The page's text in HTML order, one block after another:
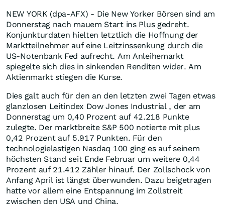
NEW YORK (dpa-AFX) - Die New Yorker Börsen sind am
Donnerstag nach mauem Start ins Plus gedreht.
Konjunkturdaten hielten letztlich die Hoffnung der
Marktteilnehmer auf eine Leitzinssenkung durch die
US-Notenbank Fed aufrecht. Am Anleihemarkt
spiegelte sich dies in sinkenden Renditen wider. Am
Aktienmarkt stiegen die Kurse.
Dies galt auch für den an den letzten zwei Tagen etwas
glanzlosen Leitindex Dow Jones Industrial , der am
Donnerstag um 0,40 Prozent auf 42.218 Punkte
zulegte. Der marktbreite S&P 500 notierte mit plus
0,42 Prozent auf 5.917 Punkten. Für den
technologielastigen Nasdaq 100 ging es auf seinem
höchsten Stand seit Ende Februar um weitere 0,44
Prozent auf 21.412 Zähler hinauf. Der Zollschock von
Anfang April ist längst überwunden. Dazu beigetragen
hatte vor allem eine Entspannung im Zollstreit
zwischen den USA und China.